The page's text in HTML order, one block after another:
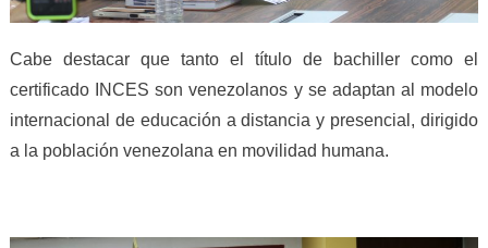
Cabe destacar que tanto el título de bachiller como el
certificado INCES son venezolanos y se adaptan al modelo
internacional de educación a distancia y presencial, dirigido
a la población venezolana en movilidad humana.